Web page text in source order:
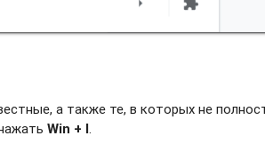
а также те, в которых не
Win + I